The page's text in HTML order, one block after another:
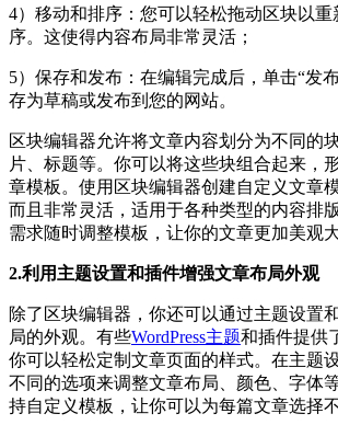
4）移动和排序：您可以轻松拖动区块以
序。这使得内容布局非常灵活；
5）保存和发布：在编辑完成后，单击“发
存为草稿或发布到您的网站。
区块编辑器允许将文章内容划分为不同的
片、标题等。你可以将这些块组合起来，
章模板。使用区块编辑器创建自定义文章
而且非常灵活，适用于各种类型的内容排
需求随时调整模板，让你的文章更加美观大
2.利用主题设置和插件增强文章布局外观
除了区块编辑器，你还可以通过主题设置
局的外观。有些WordPress主题和插件提供
你可以轻松定制文章页面的样式。在主题
不同的选项来调整文章布局、颜色、字体
持自定义模板，让你可以为每篇文章选择